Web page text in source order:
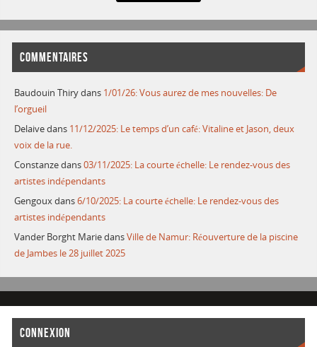
COMMENTAIRES
Baudouin Thirydans 1/01/26: Vous aurez de mes nouvelles: De
l’orgueil
Delaivedans 11/12/2025: Le temps d’un café: Vitaline et Jason, deux
voix de la rue.
Constanzedans03/11/2025: La courte échelle: Le rendez-vous des
artistes indépendants
Gengouxdans6/10/2025: La courte échelle: Le rendez-vous des
artistes indépendants
Vander Borght MariedansVille de Namur: Réouverture de la piscine
de Jambes le 28 juillet 2025
CONNEXION